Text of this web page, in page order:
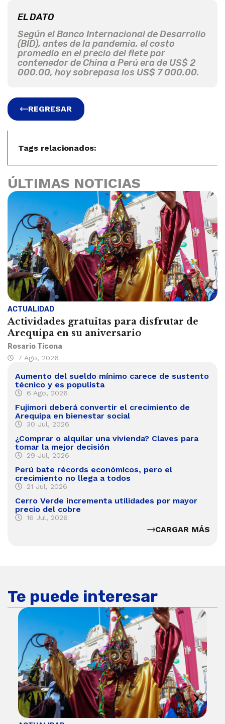
EL DATO
Según el Banco Internacional de Desarrollo
(BID), antes de la pandemia, el costo
promedio en el precio del flete por
contenedor de China a Perú era de US$ 2
000.00, hoy sobrepasa los US$ 7 000.00.
REGRESAR
Tags relacionados:
ÚLTIMAS NOTICIAS
ACTUALIDAD
Actividades gratuitas para disfrutar de
Arequipa en su aniversario
Rosario Ticona
7 Ago, 2026
Aumento del sueldo mínimo carece de sustento
técnico y es populista
6 Ago, 2026
Fujimori deberá convertir el crecimiento de
Arequipa en bienestar social
30 Jul, 2026
¿Comprar o alquilar una vivienda? Claves para
tomar la mejor decisión
29 Jul, 2026
Perú bate récords económicos, pero el
crecimiento no llega a todos
21 Jul, 2026
Cerro Verde incrementa utilidades por mayor
precio del cobre
16 Jul, 2026
CARGAR MÁS
Te puede interesar